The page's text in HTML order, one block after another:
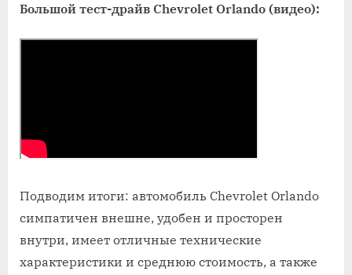
Большой тест-драйв Chevrolet Orlando (видео):
Подводим итоги: автомобиль Chevrolet Orlando
симпатичен внешне, удобен и просторен
внутри, имеет отличные технические
характеристики и среднюю стоимость, а также